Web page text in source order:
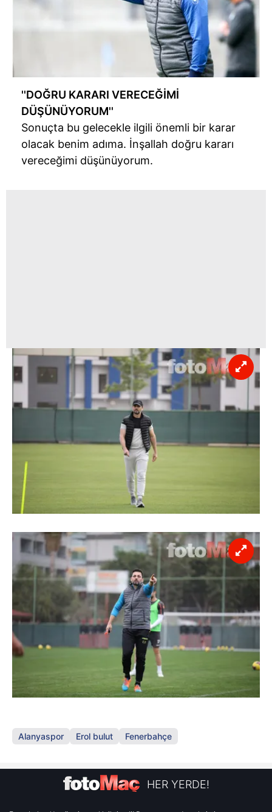
''DOĞRU KARARI VERECEĞİMİ
DÜŞÜNÜYORUM''
Sonuçta bu gelecekle ilgili önemli bir karar
olacak benim adıma. İnşallah doğru kararı
vereceğimi düşünüyorum.
Alanyaspor Erol bulut Fenerbahçe
HER YERDE!